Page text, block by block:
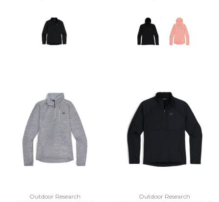
Outdoor Research Outdoor Research